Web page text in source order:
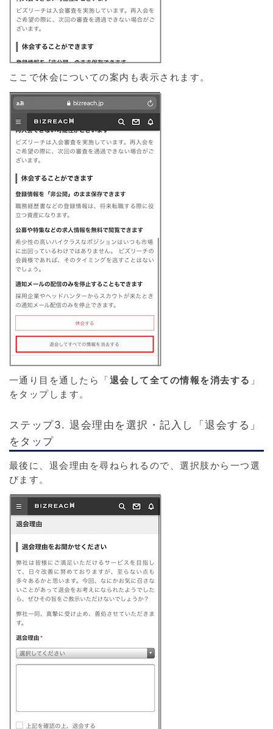
ここで休会についての案内も表示されます。
一通り目を通したら「退会して全ての情報を消去する 」
をタップします。
ステップ3. 退会理由を選択・記入し「退会する」
をタップ
最後に、退会理由を尋ねられるので、選択肢から一つ選
びます。